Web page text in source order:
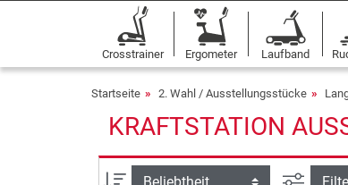
Crosstrainer Ergometer Laufband
Startseite 2. Wahl / Ausstellungsstücke
KRAFTSTATION
Sortierung